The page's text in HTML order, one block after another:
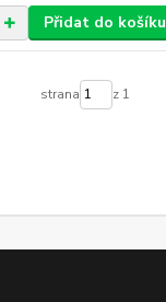
Přidat do košíku
strana z 1